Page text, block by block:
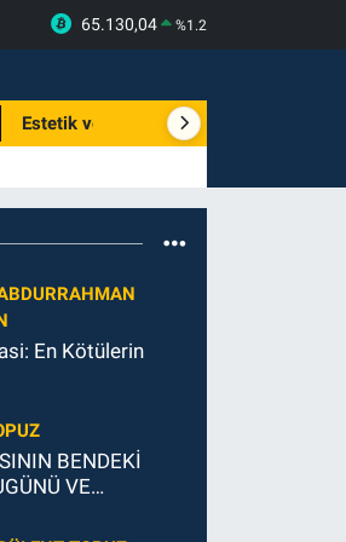
65.130,04 %1.2
Estetik ve Güzellik
En Kötülerin
BENDEKİ
VE